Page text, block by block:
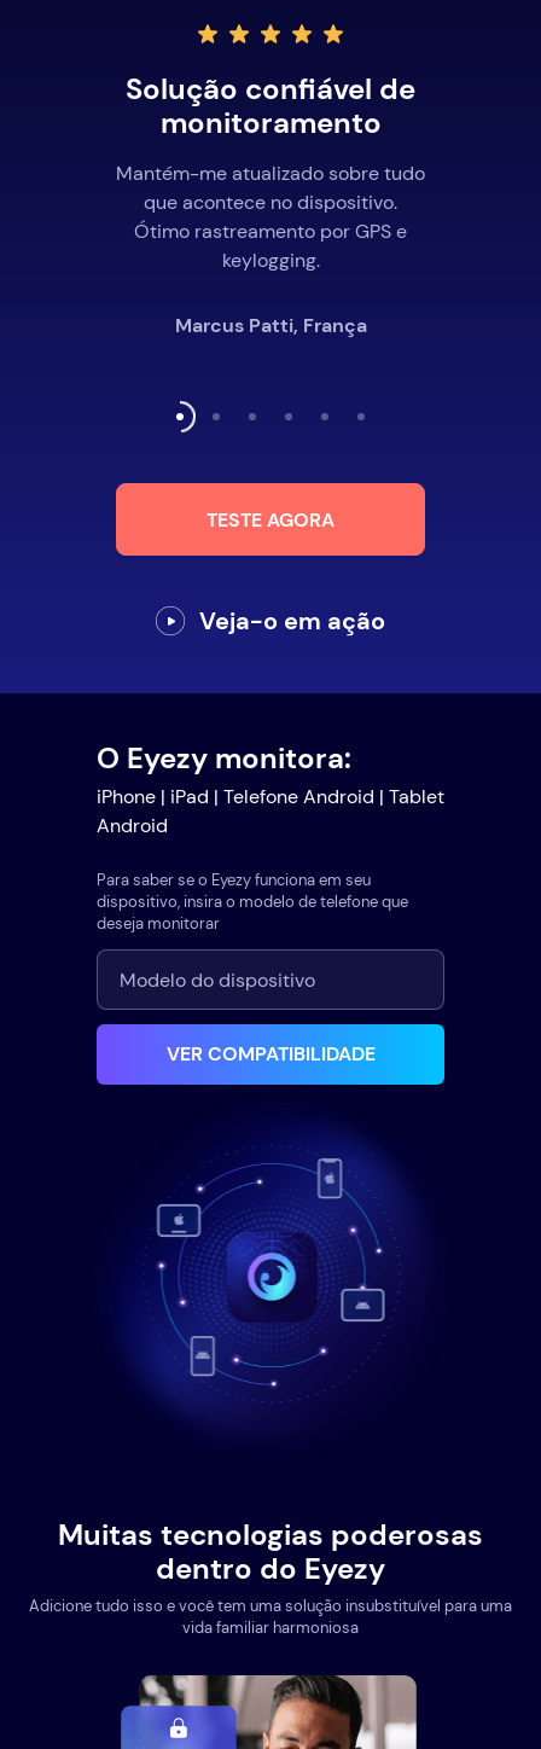
Solução confiável de
monitoramento
Mantém-me atualizado sobre tudo
que acontece no dispositivo.
Ótimo rastreamento por GPS e
keylogging.
Marcus Patti, França
TESTE AGORA
Veja-o em ação
O Eyezy monitora:
iPhone | iPad | Telefone Android | Tablet
Android
Para saber se o Eyezy funciona em seu
dispositivo, insira o modelo de telefone que
deseja monitorar
VER COMPATIBILIDADE
Muitas tecnologias poderosas
dentro do Eyezy
Adicione tudo isso e você tem uma solução insubstituível para uma
vida familiar harmoniosa